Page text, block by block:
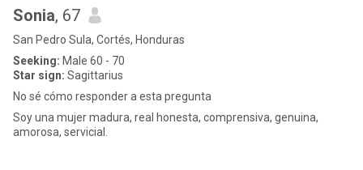
Sonia, 67
San Pedro Sula, Cortés, Honduras
Seeking: Male 60 - 70
Star sign: Sagittarius
No sé cómo responder a esta pregunta
Soy una mujer madura, real honesta, comprensiva, genuina,
amorosa, servicial.